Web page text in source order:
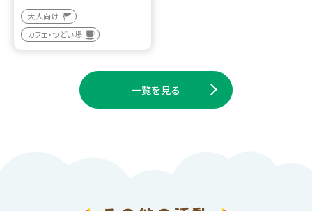
大人向け
カフェ・つどい場
一覧を見る